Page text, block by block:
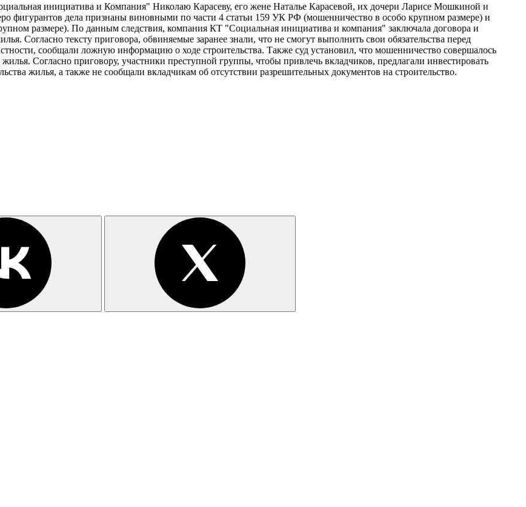
инициатива и Компания" Николаю Карасеву, его жене Наталье Карасевой, их дочери Ларисе Мошкиной и
фигурантов дела признаны виновными по части 4 статьи 159 УК РФ (мошенничество в особо крупном размере) и
размере). По данным следствия, компания КТ "Социальная инициатива и компания" заключала договора и
Согласно тексту приговора, обвиняемые заранее знали, что не смогут выполнить свои обязательства перед
сообщали ложную информацию о ходе строительства. Также суд установил, что мошенничество совершалось
Согласно приговору, участники преступной группы, чтобы привлечь вкладчиков, предлагали инвестировать
жилья, а также не сообщали вкладчикам об отсутствии разрешительных документов на строительство.